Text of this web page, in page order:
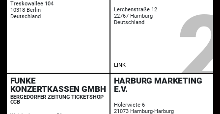
Treskowallee 104
10318 Berlin
Deutschland
Lerchenstraße 12
22767 Hamburg
Deutschland
LINK
FUNKE
KONZERTKASSEN GMBH
BERGEDORFER ZEITUNG TICKETSHOP
CCB
HARBURG MARKETING
E.V.
Hölerwiete 6
21073 Hamburg-Harburg